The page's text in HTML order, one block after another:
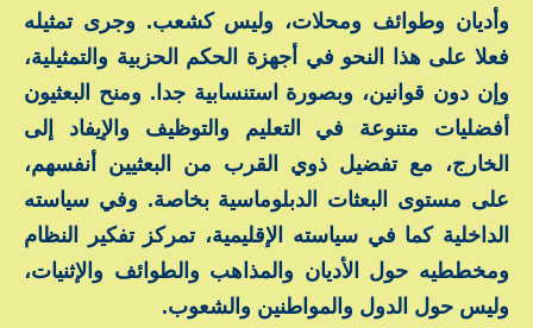
وأديان وطوائف ومحلات، وليس كشعب. وجرى تمثيله
فعلا على هذا النحو في أجهزة الحكم الحزبية والتمثيلية،
وإن دون قوانين، وبصورة استنسابية جدا. ومنح البعثيون
أفضليات متنوعة في التعليم والتوظيف والإيفاد إلى
الخارج، مع تفضيل ذوي القرب من البعثيين أنفسهم،
على مستوى البعثات الدبلوماسية بخاصة. وفي سياسته
الداخلية كما في سياسته الإقليمية، تمركز تفكير النظام
ومخططيه حول الأديان والمذاهب والطوائف والإثنيات،
وليس حول الدول والمواطنين والشعوب.